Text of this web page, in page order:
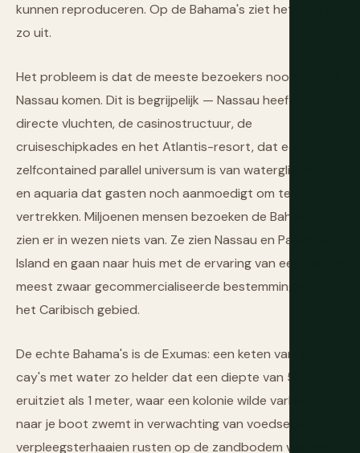
kunnen reproduceren. Op de Bahama's ziet het er echt
zo uit.
Het probleem is dat de meeste bezoekers nooit voorbij
Nassau komen. Dit is begrijpelijk — Nassau heeft de
directe vluchten, de casinostructuur, de
cruiseschipkades en het Atlantis-resort, dat een
zelfcontained parallel universum is van waterglijbanen
en aquaria dat gasten noch aanmoedigt om te
vertrekken. Miljoenen mensen bezoeken de Bahama's en
zien er in wezen niets van. Ze zien Nassau en Paradise
Island en gaan naar huis met de ervaring van een van de
meest zwaar gecommercialiseerde bestemmingen in
het Caribisch gebied.
De echte Bahama's is de Exumas: een keten van 365
cay's met water zo helder dat een diepte van 5 meter
eruitziet als 1 meter, waar een kolonie wilde varkens
naar je boot zwemt in verwachting van voedsel en
verpleegsterhaaien rusten op de zandbodem van een